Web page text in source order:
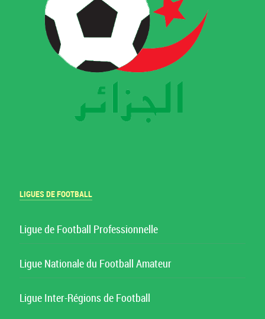
LIGUES DE FOOTBALL
Ligue de Football Professionnelle
Ligue Nationale du Football Amateur
Ligue Inter-Régions de Football